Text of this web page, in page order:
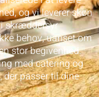
og vi leverer skøn
skræddersyr
behov, uanset om
stor begivenhed.
med catering og
der passer til dine